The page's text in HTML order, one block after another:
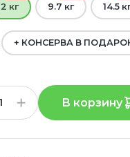
2 кг 9.7 кг 14.5
+ КОНСЕРВА В
В корзину